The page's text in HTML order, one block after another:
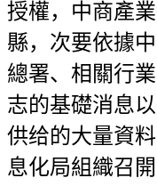
授權，中商產
縣，次要依據
總署、相關行
志的基礎消息
供给的大量資
息化局組織召